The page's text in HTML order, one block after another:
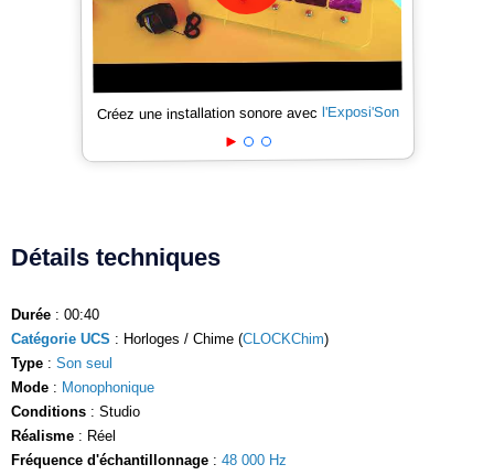
Créez une installation sonore avec l'Exposi'Son
Détails techniques
Durée : 00:40
Catégorie UCS : Horloges / Chime (CLOCKChim)
Type : Son seul
Mode : Monophonique
Conditions : Studio
Réalisme : Réel
Fréquence d'échantillonnage : 48 000 Hz